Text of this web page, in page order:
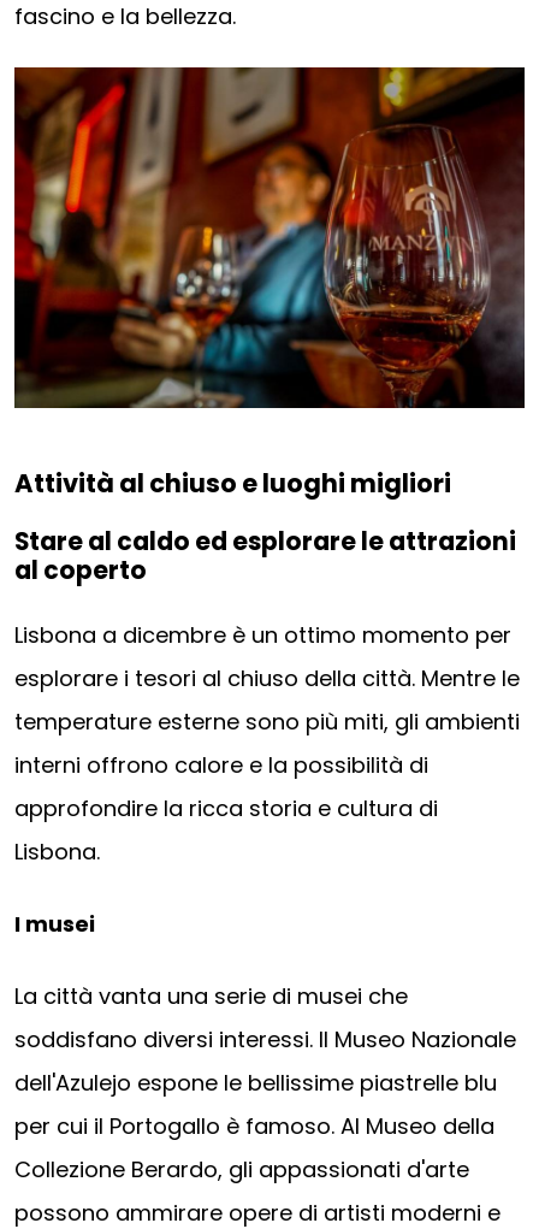
fascino e la bellezza.
Attività al chiuso e luoghi migliori
Stare al caldo ed esplorare le attrazioni
al coperto
Lisbona a dicembre è un ottimo momento per
esplorare i tesori al chiuso della città. Mentre le
temperature esterne sono più miti, gli ambienti
interni offrono calore e la possibilità di
approfondire la ricca storia e cultura di
Lisbona.
I musei
La città vanta una serie di musei che
soddisfano diversi interessi. Il Museo Nazionale
dell'Azulejo espone le bellissime piastrelle blu
per cui il Portogallo è famoso. Al Museo della
Collezione Berardo, gli appassionati d'arte
possono ammirare opere di artisti moderni e